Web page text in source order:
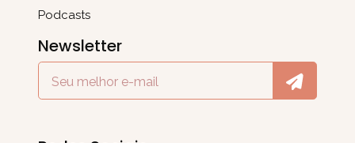
Podcasts
Newsletter